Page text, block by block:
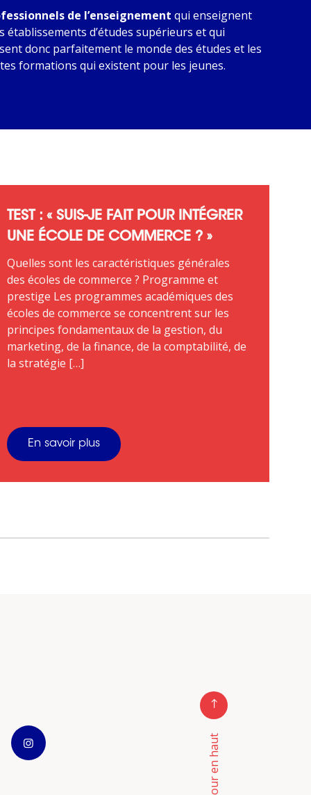
de l’enseignement qui enseignent
établissements d’études supérieurs et qui
donc parfaitement le monde des études et les
formations qui existent pour les jeunes.
TEST : « SUIS-JE FAIT POUR INTÉGRER
UNE ÉCOLE DE COMMERCE ? »
Quelles sont les caractéristiques générales
des écoles de commerce ? Programme et
prestige Les programmes académiques des
écoles de commerce se concentrent sur les
principes fondamentaux de la gestion, du
marketing, de la finance, de la comptabilité, de
la stratégie […]
En savoir plus
Retour en haut